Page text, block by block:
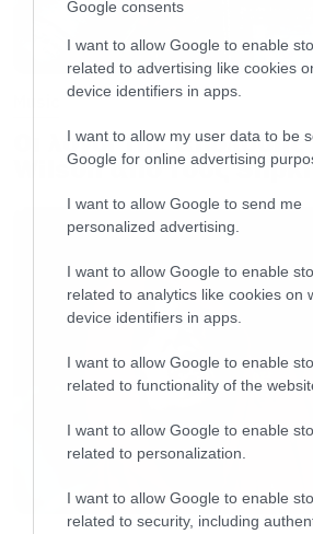
Google consents
I want to allow Google to enable
related to advertising like cookies
device identifiers in apps.
I want to allow my user data to be
Google for online advertising
I want to allow Google to send me
personalized advertising.
I want to allow Google to enable
related to analytics like cookies on
device identifiers in apps.
I want to allow Google to enable
related to functionality of the
I want to allow Google to enable
related to personalization.
I want to allow Google to enable
related to security, including
Οι λόγοι της
Wilson από τους